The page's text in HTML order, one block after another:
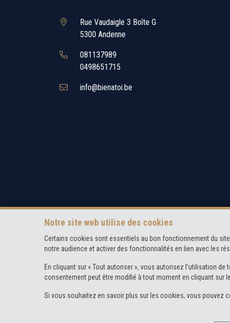
Notre site web utilise des cookies
Certains cookies sont essentiels au bon fonctionnement du
notre audience et activer des fonctionnalités en lien avec les
En cliquant sur « Tout autoriser », vous autorisez l’utilisation
consentement peut être modifié à tout moment en cliquant sur
Si vous souhaitez en savoir plus sur les cookies, vous pouvez
Rue Vaudaigle 3 Boîte G
5300 Andenne
081137989
0498651715
info@bienatoi.be